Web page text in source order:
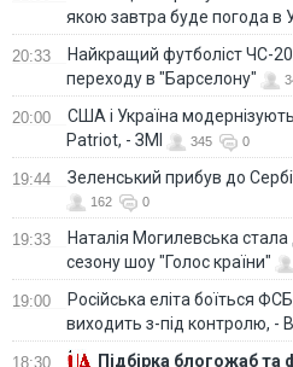
якою завтра буде погода в
20:33
Найкращий футболіст ЧС-
переходу в "Барселону"
20:00
США і Україна
Patriot, - ЗМІ
345 0
19:44 Зеленський прибув до
162 0
19:33
Наталія Могилевська
сезону шоу "Голос країни"
19:00
Російська еліта боїться
виходить з-під контролю, -
18:30 Підбірка блогожаб та